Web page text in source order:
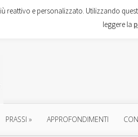
PRASSI » APPROFONDIMENTI
reattivo e personalizzato. Utilizzando
leggere la